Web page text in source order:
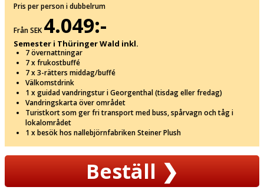
Pris per person i dubbelrum
Från SEK 4.049:-
Semester i Thüringer Wald inkl.
7 övernattningar
7 x frukostbuffé
7 x 3-rätters middag/buffé
Välkomstdrink
1 x guidad vandringstur i Georgenthal (tisdag eller fredag)
Vandringskarta över området
Turistkort som ger fri transport med buss, spårvagn och tåg i
lokalområdet
1 x besök hos nallebjörnfabriken Steiner Plush
Beställ❯